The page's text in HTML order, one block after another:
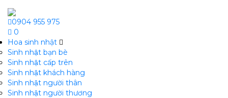
0904 955 975
0
Hoa sinh nhật
Sinh nhật bạn bè
Sinh nhật cấp trên
Sinh nhật khách hàng
Sinh nhật người thân
Sinh nhật người thương